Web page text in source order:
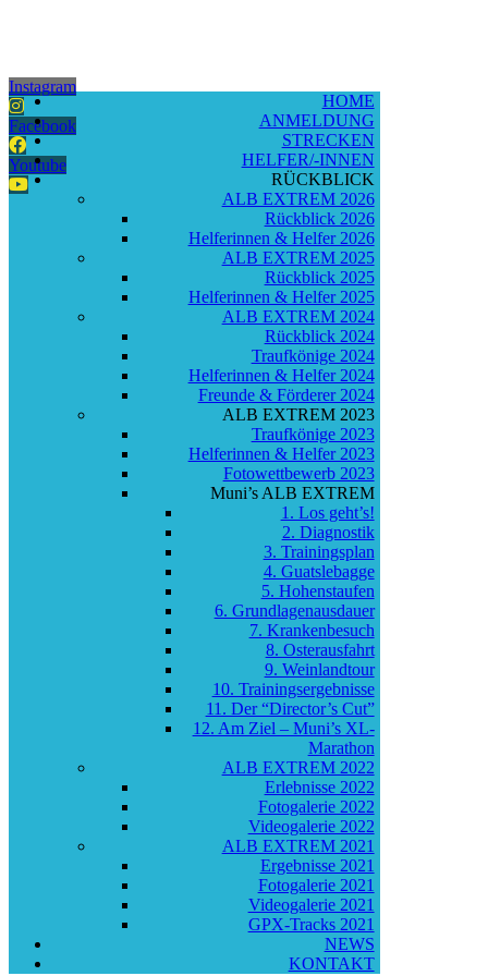
Instagram
Facebook
Youtube
HOME
ANMELDUNG
STRECKEN
HELFER/-INNEN
RÜCKBLICK
ALB EXTREM 2026
Rückblick 2026
Helferinnen & Helfer 2026
ALB EXTREM 2025
Rückblick 2025
Helferinnen & Helfer 2025
ALB EXTREM 2024
Rückblick 2024
Traufkönige 2024
Helferinnen & Helfer 2024
Freunde & Förderer 2024
ALB EXTREM 2023
Traufkönige 2023
Helferinnen & Helfer 2023
Fotowettbewerb 2023
Muni’s ALB EXTREM
1. Los geht’s!
2. Diagnostik
3. Trainingsplan
4. Guatslebagge
5. Hohenstaufen
6. Grundlagenausdauer
7. Krankenbesuch
8. Osterausfahrt
9. Weinlandtour
10. Trainingsergebnisse
11. Der “Director’s Cut”
12. Am Ziel – Muni’s XL-
Marathon
ALB EXTREM 2022
Erlebnisse 2022
Fotogalerie 2022
Videogalerie 2022
ALB EXTREM 2021
Ergebnisse 2021
Fotogalerie 2021
Videogalerie 2021
GPX-Tracks 2021
NEWS
KONTAKT